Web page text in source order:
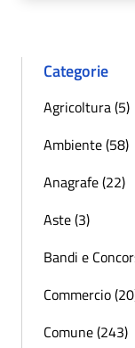
Categorie
Agricoltura (5)
Ambiente (58)
Anagrafe (22)
Aste (3)
Bandi e
Commercio
Comune (243)